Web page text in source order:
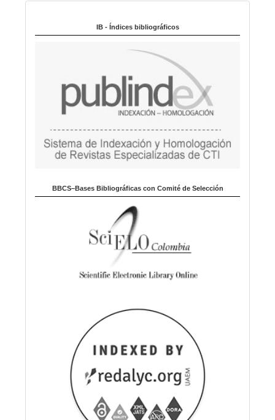
m
IB - Índices bibliográficos
BBCS–Bases Bibliográficas con Comité de Selección